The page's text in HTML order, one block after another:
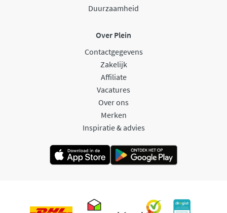
Duurzaamheid
Over Plein
Contactgegevens
Zakelijk
Affiliate
Vacatures
Over ons
Merken
Inspiratie & advies